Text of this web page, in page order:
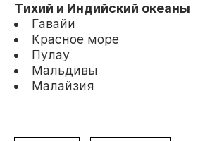
Тихий и Индийский океаны
Гавайи
Красное море
Пулау
Мальдивы
Малайзия